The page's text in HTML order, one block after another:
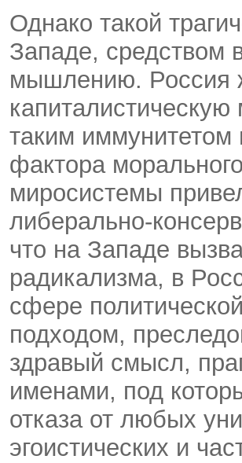
Однако такой
Западе, средством
мышлению. Россия
таким
фактора
миросистемы
либерально-
что на Западе
радикализма, в
сфере
подходом,
здравый смысл,
именами, под
отказа от любых
эгоистических и